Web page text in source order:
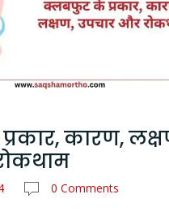
कारण,
0 Comments